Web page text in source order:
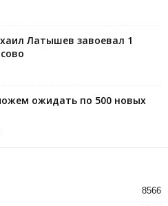
Латышев завоевал 1
ожидать по 500 новых
8566